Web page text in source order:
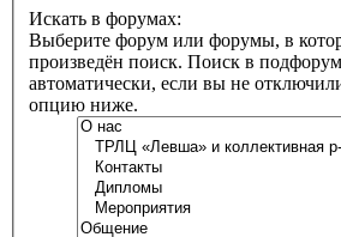
Искать в форумах:
Выберите форум или форумы, в
произведён поиск. Поиск в
автоматически, если вы не
опцию ниже.